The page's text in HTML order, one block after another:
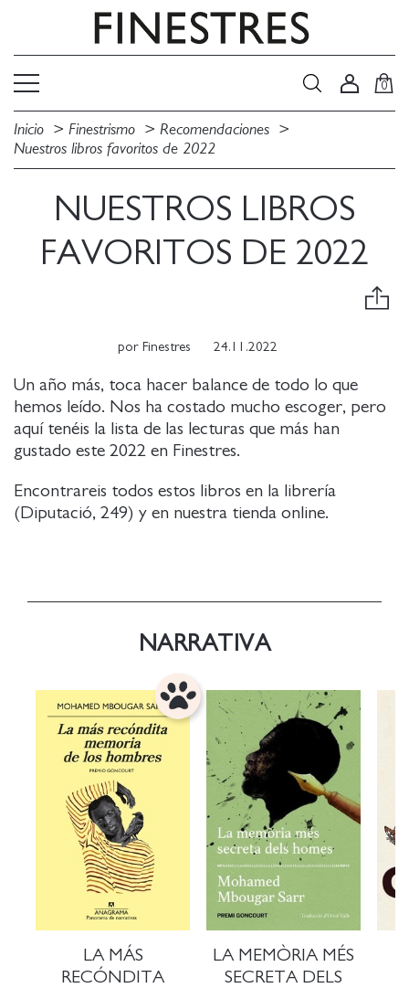
0
Inicio Finestrismo
Recomendaciones
Nuestros libros favoritos de 2022
NUESTROS LIBROS
FAVORITOS DE 2022
por Finestres 24.11.2022
Un año más, toca hacer balance de todo lo que
hemos leído. Nos ha costado mucho escoger, pero
aquí tenéis la lista de las lecturas que más han
gustado este 2022 en Finestres.
Encontrareis todos estos libros en la librería
(Diputació, 249) y en nuestra tienda online.
NARRATIVA
LA MÁS
RECÓNDITA
LA MEMÒRIA MÉS
SECRETA DELS